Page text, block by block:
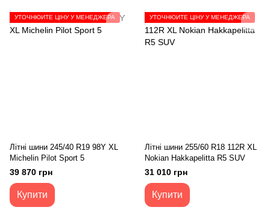
УТОЧНЮЙТЕ ЦІНУ У МЕНЕДЖЕРА
Літні шини 245/40 R19 98Y XL
Michelin Pilot Sport 5
39 870 грн
Купити
УТОЧНЮЙТЕ ЦІНУ У МЕНЕДЖЕРА
Літні шини 255/60 R18 112R XL
Nokian Hakkapelitta R5 SUV
31 010 грн
Купити